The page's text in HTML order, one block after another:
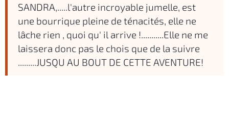
SANDRA,.....l'autre incroyable jumelle, est
une bourrique pleine de ténacités, elle ne
lâche rien , quoi qu' il arrive !...........Elle ne me
laissera donc pas le chois que de la suivre
.........JUSQU AU BOUT DE CETTE AVENTURE!